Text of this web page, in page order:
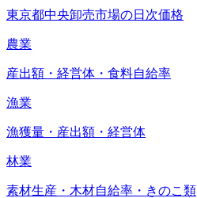
東京都中央卸売市場の日次価格
農業
産出額・経営体・食料自給率
漁業
漁獲量・産出額・経営体
林業
素材生産・木材自給率・きのこ類